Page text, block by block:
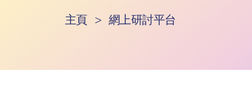
主頁 > 網上研討平台